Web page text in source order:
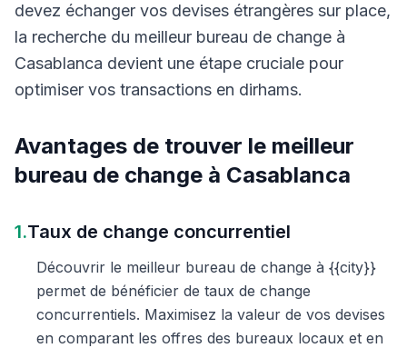
devez échanger vos devises étrangères sur place,
la recherche du meilleur bureau de change à
Casablanca devient une étape cruciale pour
optimiser vos transactions en dirhams.
Avantages de trouver le meilleur
bureau de change à Casablanca
1.Taux de change concurrentiel
Découvrir le meilleur bureau de change à {{city}}
permet de bénéficier de taux de change
concurrentiels. Maximisez la valeur de vos devises
en comparant les offres des bureaux locaux et en